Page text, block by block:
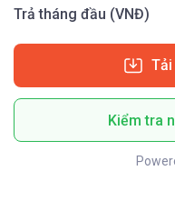
Trả tháng đầu (VNĐ)
Kiểm tra